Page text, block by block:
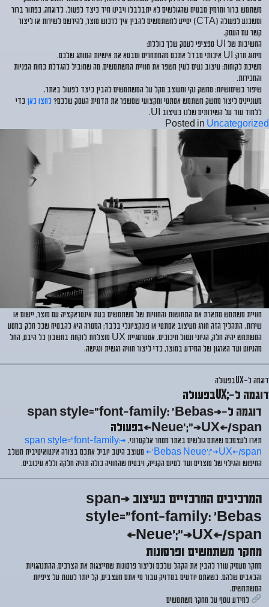
משתמש ברור ומזמין מבטיח שהגולשים לא יתבלבלו ויבינו מיד כיצד לפעול. לדוגמה, כפתור ברור
ומשכנע לפעולה (CTA) יסייע למשתמשים להבין איך לרכוש מוצר, להירשם לשירות או ליצור
קשר עם העסק.
החשיבות של UI ספציפי לעסק שלך כוללת:
מיתוג חזק: UI איכותי מבדל אתכם מהמתחרים ומבטא את אישיות המותג שלכם.
משיכת לקוחות: עיצוב נעים לעין משפר את חוויית המשתמשים, מה שמוביל להגדלת כמות הפניות
והמכירות.
שיפור בשימושיות: ממשק נקי ומעוצב מקל על המשתמשים להבין כיצד לפעול באתר.
מעוניינים ליצור ממשק משתמש אסתטי ומקצועי שמשפר את תדמית העסק שלכם?לחצו כאןכדי
ללמוד עוד על השירותים שלנו בעיצוב UI.
Posted in Uncategorized
חוויית משתמש מתארת את התחושות והחוויות של משתמשים בעת אינטראקציה עם מוצר, יישום או
שירות. התהליך הזה חורג מעיצוב אסתטי או פונקציונלי בלבד; המטרה היא להבטיח שכל חלק במסע
המשתמש יהיהחלק, הגיוני ונטול חיכוכים
. אסטרטגיית UX מוצלחת לוקחת בחשבון כל היבט, החל
מהניווט ועד הארגון של המידע במוצר, כדי ליצור חוויה רגשית ונגישה.
דוגמה ל-UXבפעולה
דוגמה ל-;UX
בפעולה
דוגמה ל-<span style="font-family: 'Bebas
Neue';">UX</span>בפעולה
תארו לעצמכם שאתם גולשים באתר מסחר אלקטרוני.
<span style="font-family:
'Bebas Neue';">UX</span>
מעוצב היטב יוביל אתכם בצורה אינטואיטיבית משלב
החיפוש והגילוישל מוצרים ועד לסיום הקנייה, ויבטיח שהחוויה כולה תהיהחלקה וללא עיכובים.
המרכיבים המרכזיים בעיצוב <span
style="font-family: 'Bebas
Neue';">UX</span>
מחקר משתמשים ופרסונות
מחקר מעמיק עוזר להבין את הקהל שלכםוליצורפרסונות שמייצגות את הצרכים, ההתנהגויות
והכאבים שלהם. כשאתם יודעים במדויקעבור מי אתם מעצבים, קל יותר לענות על ציפיות
המשתמשים.
למידע נוסף על מחקר משתמשים